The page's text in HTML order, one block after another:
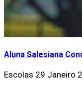
Aluna Salesiana
Escolas 29 Janeiro